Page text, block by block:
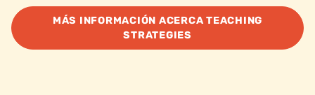
MÁS INFORMACIÓN ACERCA TEACHING
STRATEGIES